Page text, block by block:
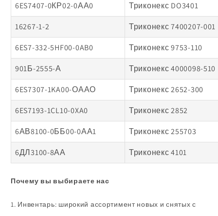
6ES7407-0КР02-0АА0 Триконекс DO3401
16267-1-2 Триконекс 7400207-001
6ES7-332-5HF00-0AB0 Триконекс 9753-110
901Б-2555-А Триконекс 4000098-510
6ES7307-1KA00-ОААО Триконекс 2652-300
6ES7193-1CL10-0XA0 Триконекс 2852
6АВ8100-0ББ00-0АА1 Триконекс 255703
6ДЛ3100-8АА Триконекс 4101
Почему вы выбираете нас
1. Инвентарь: широкий ассортимент новых и снятых с